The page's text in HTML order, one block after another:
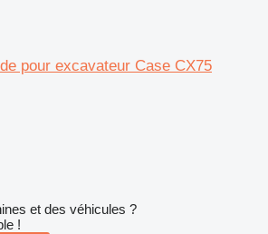
pour excavateur Case CX75
et des véhicules ?
!